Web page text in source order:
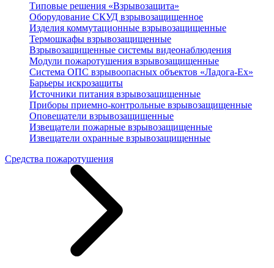
Типовые решения «Взрывозащита»
Оборудование СКУД взрывозащищенное
Изделия коммутационные взрывозащищенные
Термошкафы взрывозащищенные
Взрывозащищенные системы видеонаблюдения
Модули пожаротушения взрывозащищенные
Система ОПС взрывоопасных объектов «Ладога-Ex»
Барьеры искрозащиты
Источники питания взрывозащищенные
Приборы приемно-контрольные взрывозащищенные
Оповещатели взрывозащищенные
Извещатели пожарные взрывозащищенные
Извещатели охранные взрывозащищенные
Средства пожаротушения